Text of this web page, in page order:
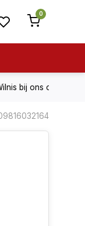
0
bij ons op!